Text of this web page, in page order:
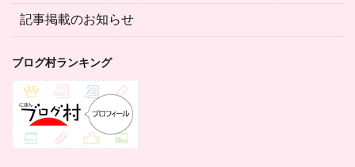
記事掲載のお知らせ
ブログ村ランキング